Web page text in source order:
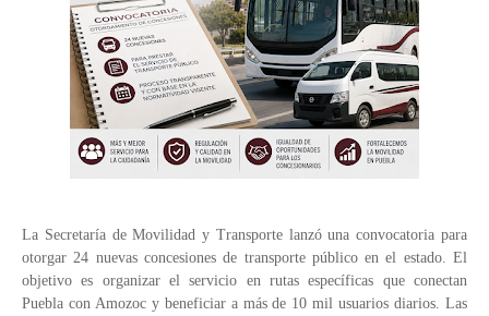
La Secretaría de Movilidad y Transporte lanzó una convocatoria para
otorgar 24 nuevas concesiones de transporte público en el estado. El
objetivo es organizar el servicio en rutas específicas que conectan
Puebla con Amozoc y beneficiar a más de 10 mil usuarios diarios. Las